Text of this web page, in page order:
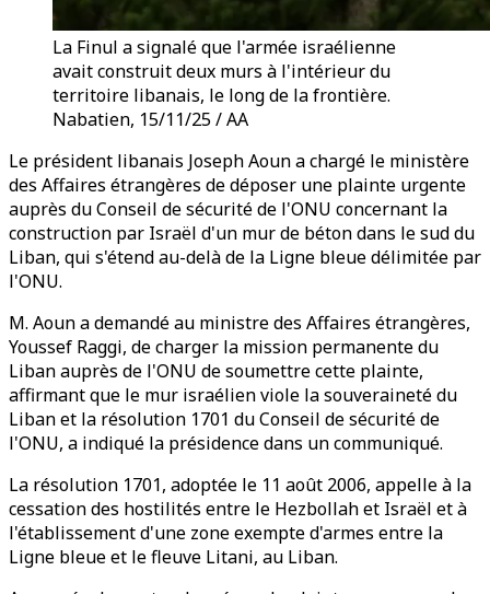
La Finul a signalé que l'armée israélienne
avait construit deux murs à l'intérieur du
territoire libanais, le long de la frontière.
Nabatien, 15/11/25 / AA
Le président libanais Joseph Aoun a chargé le ministère
des Affaires étrangères de déposer une plainte urgente
auprès du Conseil de sécurité de l'ONU concernant la
construction par Israël d'un mur de béton dans le sud du
Liban, qui s'étend au-delà de la Ligne bleue délimitée par
l'ONU.
M. Aoun a demandé au ministre des Affaires étrangères,
Youssef Raggi, de charger la mission permanente du
Liban auprès de l'ONU de soumettre cette plainte,
affirmant que le mur israélien viole la souveraineté du
Liban et la résolution 1701 du Conseil de sécurité de
l'ONU, a indiqué la présidence dans un communiqué.
La résolution 1701, adoptée le 11 août 2006, appelle à la
cessation des hostilités entre le Hezbollah et Israël et à
l'établissement d'une zone exempte d'armes entre la
Ligne bleue et le fleuve Litani, au Liban.